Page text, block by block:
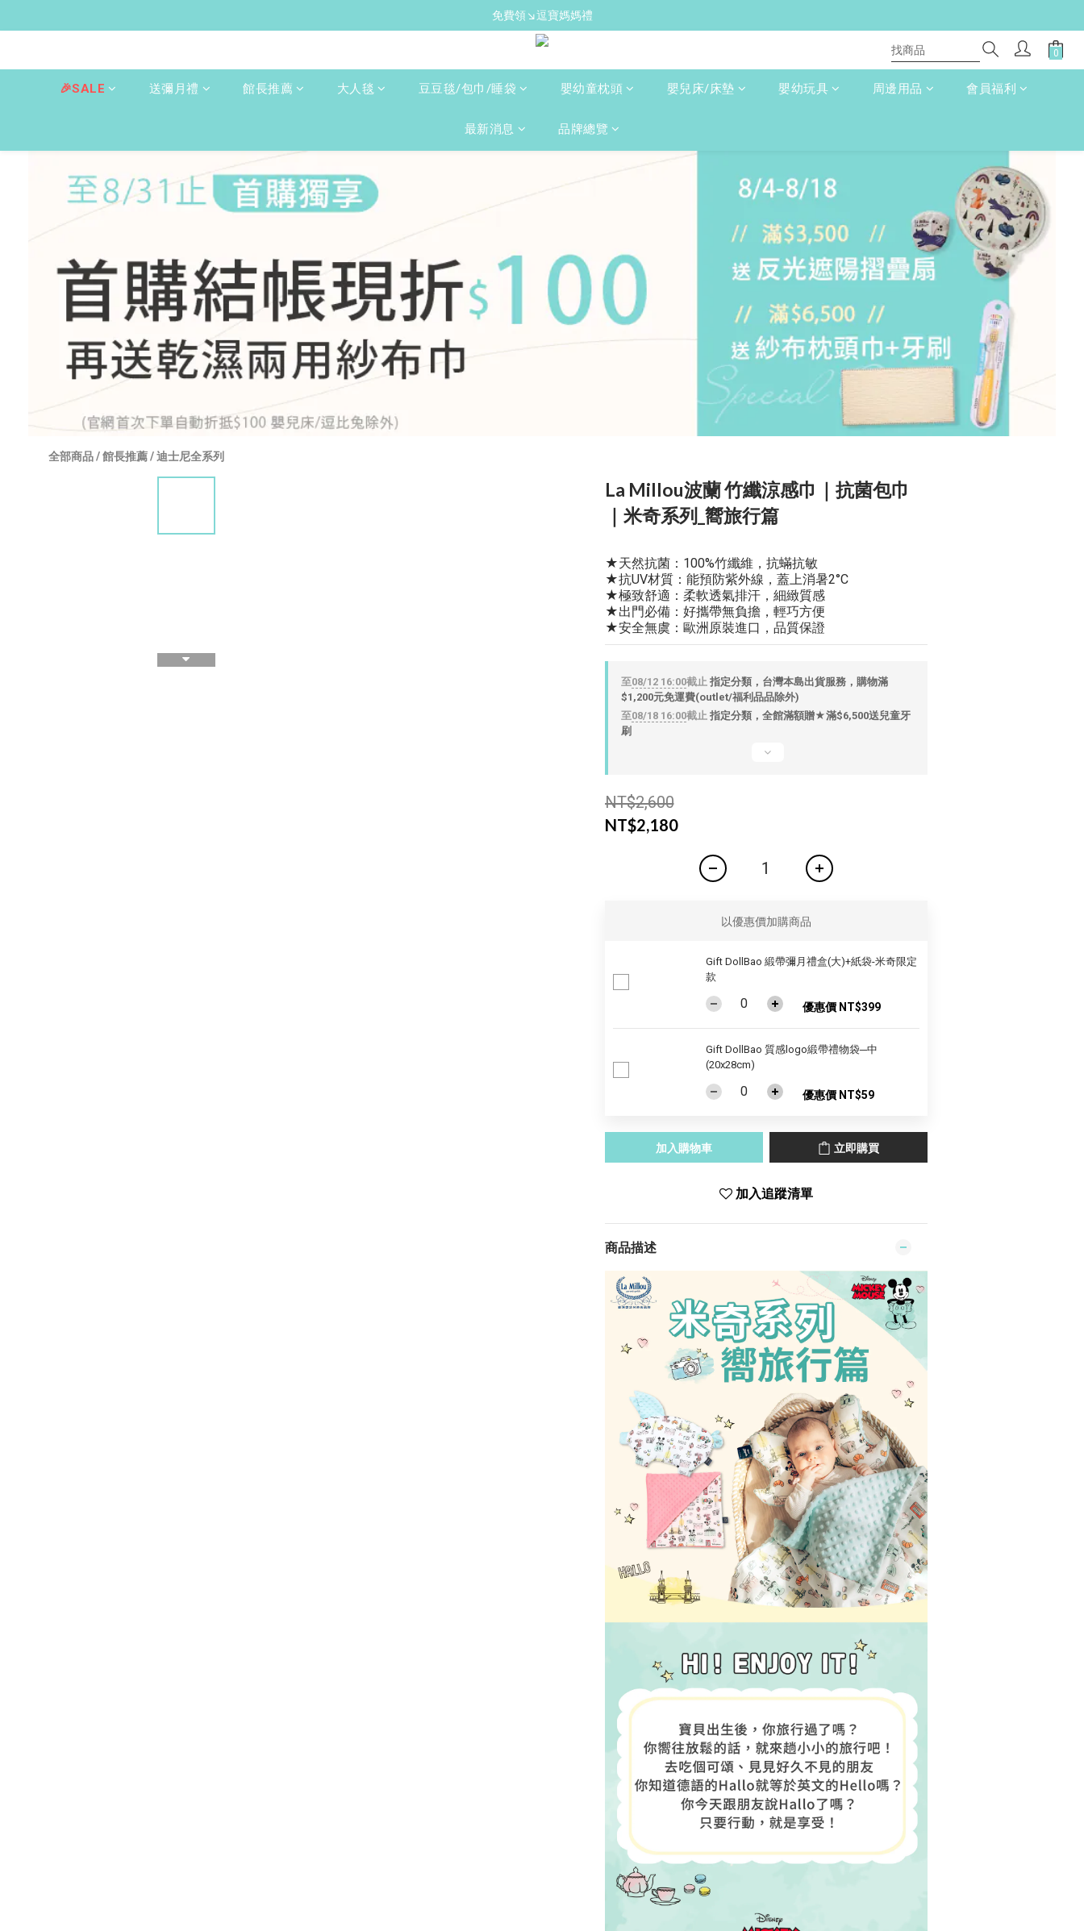
新手爸媽必備↘育兒懶人包
送禮心意↘親子胺基酸潔膚皂(金箔紫草)
🎉SALE 送彌月禮 館長推薦 大人毯 豆豆毯/包巾/睡袋 嬰幼童枕頭 嬰兒床/床墊 嬰幼玩具 周邊用品 會員福利
最新消息 品牌總覽
全部商品/館長推薦/迪士尼全系列
La Millou波蘭 竹纖涼感巾｜抗菌包巾
｜米奇系列_嚮旅行篇
★天然抗菌：100%竹纖維，抗蟎抗敏
★抗UV材質：能預防紫外線，蓋上消暑2°C
★極致舒適：柔軟透氣排汗，細緻質感
★出門必備：好攜帶無負擔，輕巧方便
★安全無虞：歐洲原裝進口，品質保證
至08/12 16:00截止 指定分類，台灣本島出貨服務，購物滿
$1,200元免運費(outlet/福利品品除外)
至08/18 16:00截止 指定分類，全館滿額贈★滿$6,500送兒童牙
刷
NT$2,600
NT$2,180
以優惠價加購商品
Gift DollBao 緞帶彌月禮盒(大)+紙袋-米奇限定
款
優惠價 NT$399
Gift DollBao 質感logo緞帶禮物袋─中
(20x28cm)
優惠價 NT$59
加入購物車 立即購買
加入追蹤清單
商品描述
立即購買